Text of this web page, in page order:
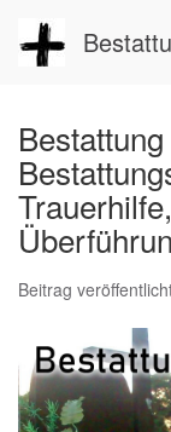
Inhalt
springen
Beitrag